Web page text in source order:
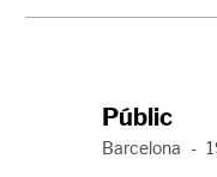
Públic
Barcelona -